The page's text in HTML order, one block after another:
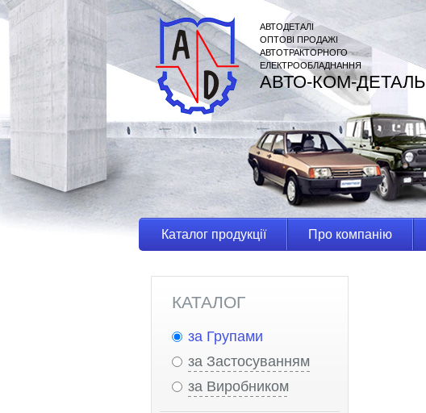
АВТОДЕТАЛІ
ОПТОВІ ПРОДАЖІ
АВТОТРАКТОРНОГО
ЕЛЕКТРООБЛАДНАННЯ
АВТО-КОМ-ДЕТАЛЬ
Каталог продукції Про компанію
КАТАЛОГ
за Групами
за Застосуванням
за Виробником